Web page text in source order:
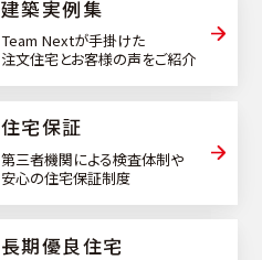
建築実例集
Team Nextが手掛けた
注文住宅とお客様の声をご紹介
住宅保証
第三者機関による検査体制や
安心の住宅保証制度
⻑期優良住宅